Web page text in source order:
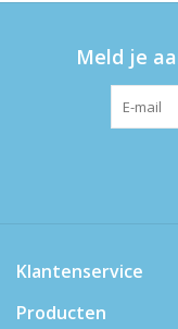
Meld je
Klantenservice
Producten